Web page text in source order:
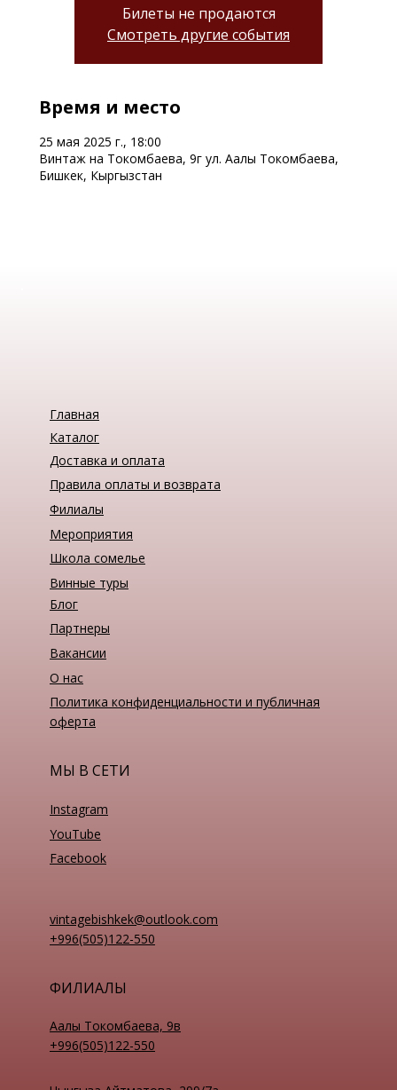
Билеты не продаются
Смотреть другие события
Время и место
25 мая 2025 г., 18:00
Винтаж на Токомбаева, 9г ул. Аалы Токомбаева,
Бишкек, Кыргызстан
Главная
Каталог
Доставка и оплата
Правила оплаты и возврата
Филиалы
Мероприятия
Школа сомелье
Винные туры
Блог
О нас
Партнеры
Вакансии
Политика конфиденциальности и публичная
оферта
МЫ В СЕТИ
Instagram
YouTube
Facebook
ФИЛИАЛЫ
Аалы Токомбаева, 9в
+996(505)122-550
vintagebishkek@outlook.com
+996(505)122-550